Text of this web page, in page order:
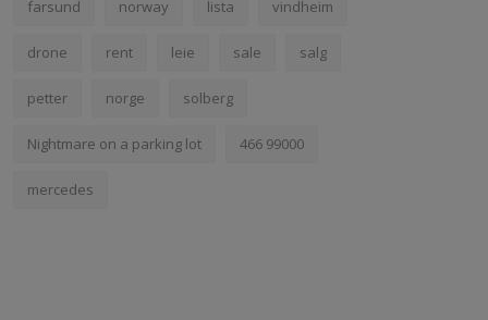
farsund norway lista vindheim
drone rent leie sale salg
petter norge solberg
Nightmare on a parking lot 466 99000
mercedes